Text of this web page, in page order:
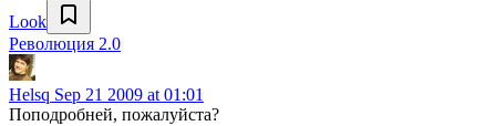
Look
Революция 2.0
Helsq Sep 21 2009 at 01:01
Поподробней, пожалуйста?